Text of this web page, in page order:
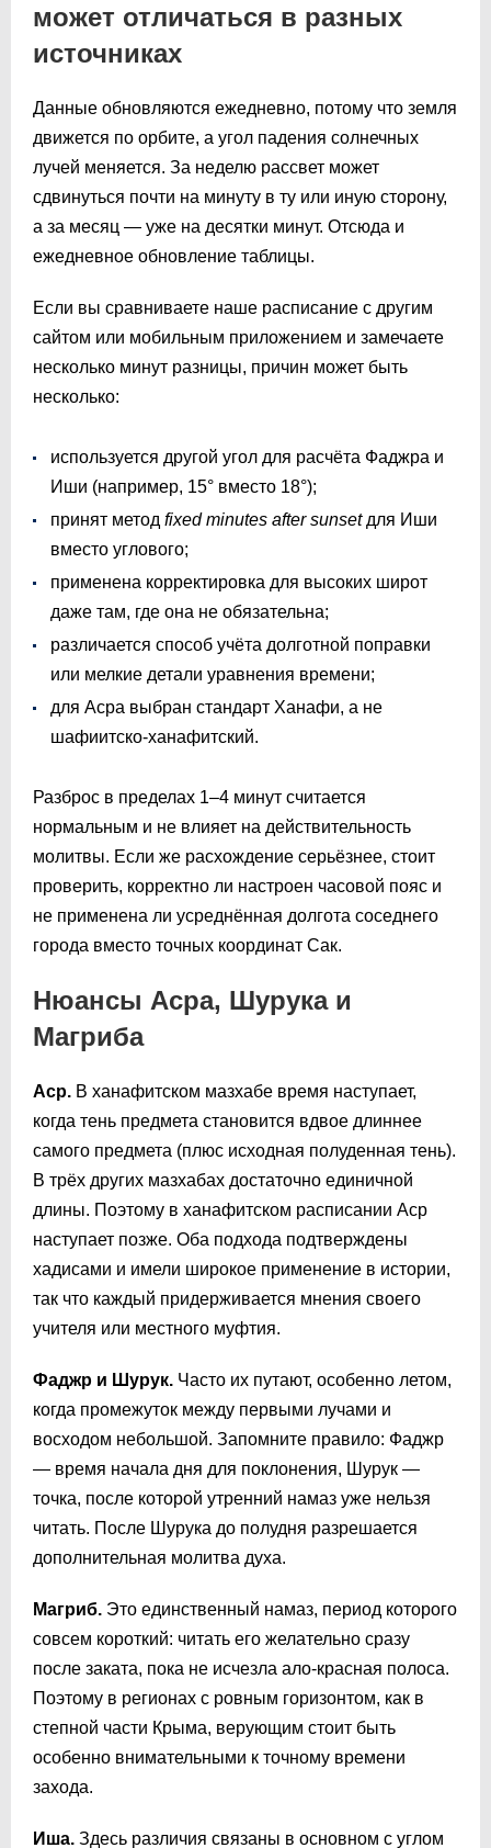
может отличаться в разных
источниках
Данные обновляются ежедневно, потому что земля
движется по орбите, а угол падения солнечных
лучей меняется. За неделю рассвет может
сдвинуться почти на минуту в ту или иную сторону,
а за месяц — уже на десятки минут. Отсюда и
ежедневное обновление таблицы.
Если вы сравниваете наше расписание с другим
сайтом или мобильным приложением и замечаете
несколько минут разницы, причин может быть
несколько:
используется другой угол для расчёта Фаджра и
Иши (например, 15° вместо 18°);
принят метод fixed minutes after sunsetдля Иши
вместо углового;
применена корректировка для высоких широт
даже там, где она не обязательна;
различается способ учёта долготной поправки
или мелкие детали уравнения времени;
для Асра выбран стандарт Ханафи, а не
шафиитско-ханафитский.
Разброс в пределах 1–4 минут считается
нормальным и не влияет на действительность
молитвы. Если же расхождение серьёзнее, стоит
проверить, корректно ли настроен часовой пояс и
не применена ли усреднённая долгота соседнего
города вместо точных координат Сак.
Нюансы Асра, Шурука и
Магриба
Аср. В ханафитском мазхабе время наступает,
когда тень предмета становится вдвое длиннее
самого предмета (плюс исходная полуденная тень).
В трёх других мазхабах достаточно единичной
длины. Поэтому в ханафитском расписании Аср
наступает позже. Оба подхода подтверждены
хадисами и имели широкое применение в истории,
так что каждый придерживается мнения своего
учителя или местного муфтия.
Фаджр и Шурук. Часто их путают, особенно летом,
когда промежуток между первыми лучами и
восходом небольшой. Запомните правило: Фаджр
— время начала дня для поклонения, Шурук —
точка, после которой утренний намаз уже нельзя
читать. После Шурука до полудня разрешается
дополнительная молитва духа.
Магриб. Это единственный намаз, период которого
совсем короткий: читать его желательно сразу
после заката, пока не исчезла ало-красная полоса.
Поэтому в регионах с ровным горизонтом, как в
степной части Крыма, верующим стоит быть
особенно внимательными к точному времени
захода.
Иша. Здесь различия связаны в основном с углом